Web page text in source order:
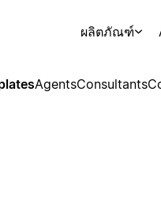
ผลิตภัณฑ์
AgentsConsultants